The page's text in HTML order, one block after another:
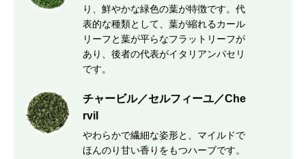
り、鮮やかな緑色の葉が特徴です。代
表的な種類として、葉が縮れるカール
リーフと葉が平らなフラットリーフが
あり、後者の代表がイタリアンパセリ
です。
チャービル／セルフィーユ／Che
rvil
やわらかで繊細な姿形と、マイルドで
ほんのり甘い香りをもつハーブです。